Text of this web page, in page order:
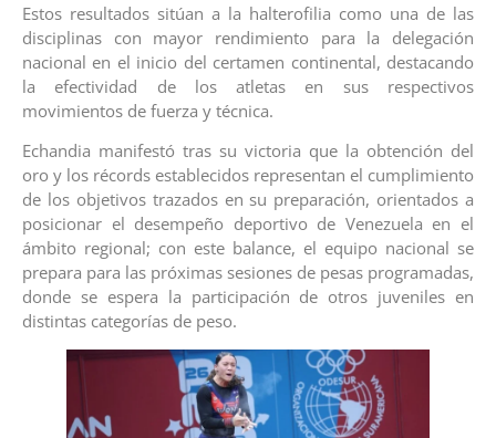
Estos resultados sitúan a la halterofilia como una de las
disciplinas con mayor rendimiento para la delegación
nacional en el inicio del certamen continental, destacando
la efectividad de los atletas en sus respectivos
movimientos de fuerza y técnica.
Echandia manifestó tras su victoria que la obtención del
oro y los récords establecidos representan el cumplimiento
de los objetivos trazados en su preparación, orientados a
posicionar el desempeño deportivo de Venezuela en el
ámbito regional; con este balance, el equipo nacional se
prepara para las próximas sesiones de pesas programadas,
donde se espera la participación de otros juveniles en
distintas categorías de peso.